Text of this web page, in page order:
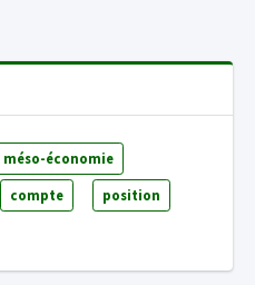
méso-économie
compte position